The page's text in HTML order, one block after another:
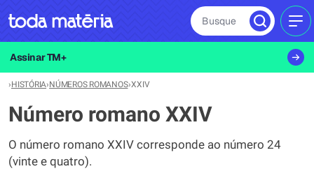
Busque
Assinar TM+
›HISTÓRIA›NÚMEROS ROMANOS›XXIV
Número romano XXIV
O número romano XXIV corresponde ao número 24
(vinte e quatro).